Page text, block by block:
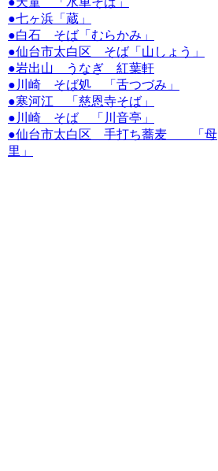
●七ヶ浜「蔵」
●白石 そば「むらかみ」
●仙台市太白区 そば「山しょう」
●岩出山 うなぎ 紅葉軒
●川崎 そば処 「舌つづみ」
●寒河江 「慈恩寺そば」
●川崎 そば 「川音亭」
●仙台市太白区 手打ち蕎麦 「母
里」